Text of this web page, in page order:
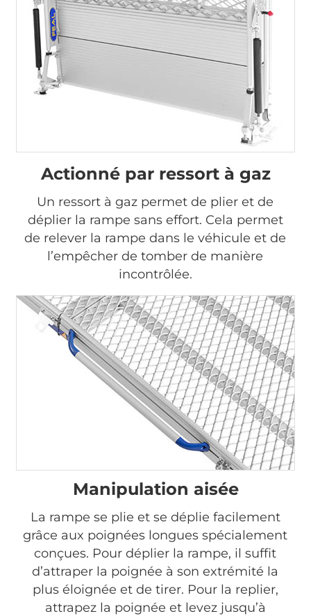
Actionné par ressort à gaz
Un ressort à gaz permet de plier et de
déplier la rampe sans effort. Cela permet
de relever la rampe dans le véhicule et de
l’empêcher de tomber de manière
incontrôlée.
Manipulation aisée
La rampe se plie et se déplie facilement
grâce aux poignées longues spécialement
conçues. Pour déplier la rampe, il suffit
d’attraper la poignée à son extrémité la
plus éloignée et de tirer. Pour la replier,
attrapez la poignée et levez jusqu’à